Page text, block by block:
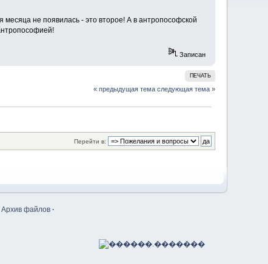
не появилась - это второе! А в антропософской
Записан
ПЕЧАТЬ
« предыдущая тема следующая тема »
Перейти в:
Архив файлов ·